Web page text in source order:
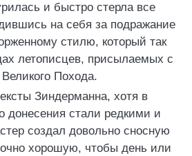
и быстро стерла все
на себя за подражание
стилю, который так
летописцев, присылаемых с
Похода.
Зиндерманна, хотя в
донесения стали редкими и
создал довольно сносную
хорошую, чтобы день или